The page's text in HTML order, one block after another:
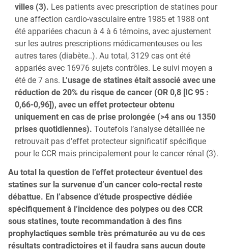
villes (3). Les patients avec prescription de statines pour
une affection cardio-vasculaire entre 1985 et 1988 ont
été appariées chacun à 4 à 6 témoins, avec ajustement
sur les autres prescriptions médicamenteuses ou les
autres tares (diabète..). Au total, 3129 cas ont été
appariés avec 16976 sujets contrôles. Le suivi moyen a
été de 7 ans. L’usage de statines était associé avec une
réduction de 20% du risque de cancer (OR 0,8 [IC 95 :
0,66-0,96]), avec un effet protecteur obtenu
uniquement en cas de prise prolongée (>4 ans ou 1350
prises quotidiennes). Toutefois l’analyse détaillée ne
retrouvait pas d’effet protecteur significatif spécifique
pour le CCR mais principalement pour le cancer rénal (3).
Au total la question de l’effet protecteur éventuel des
statines sur la survenue d’un cancer colo-rectal reste
débattue. En l’absence d’étude prospective dédiée
spécifiquement à l’incidence des polypes ou des CCR
sous statines, toute recommandation à des fins
prophylactiques semble très prématurée au vu de ces
résultats contradictoires et il faudra sans aucun doute